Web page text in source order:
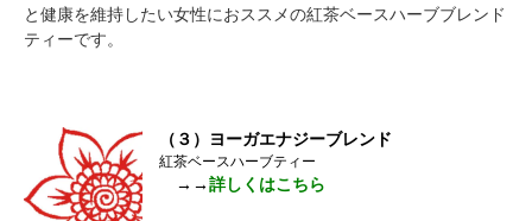
と健康を維持したい女性におススメの紅茶ベースハーブブレンド
ティーです。
（３）ヨーガエナジーブレンド
紅茶ベースハーブティー
→→ 詳しくはこちら